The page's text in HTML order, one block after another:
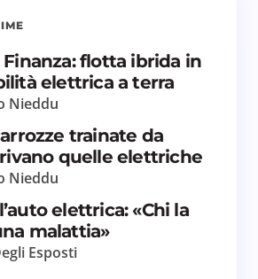
flotta ibrida in
elettrica a terra
Nieddu
trainate da
quelle elettriche
Nieddu
elettrica: «Chi la
malattia»
Esposti